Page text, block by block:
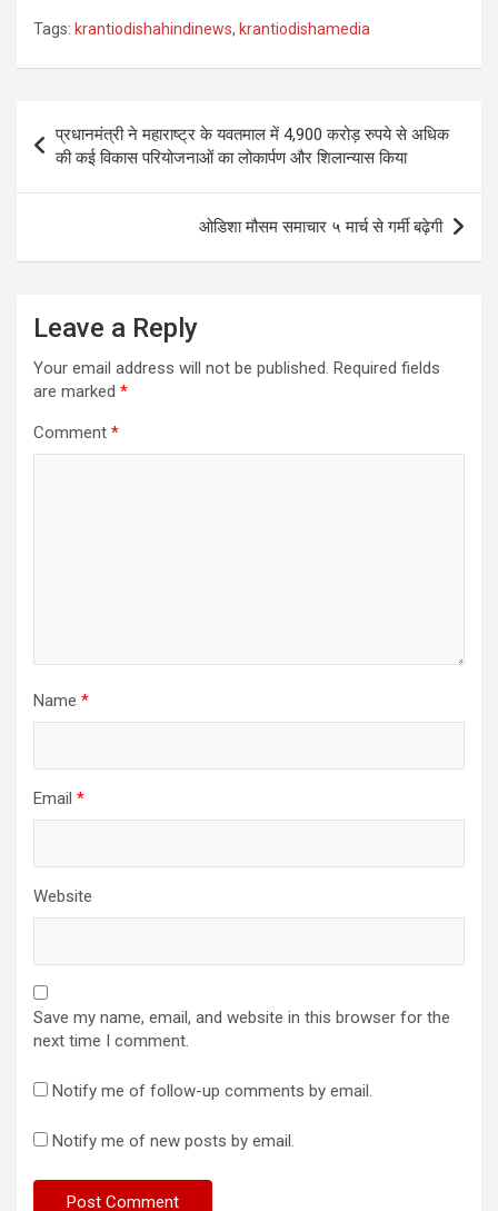
Tags: krantiodishahindinews, krantiodishamedia
navigation
प्रधानमंत्री ने महाराष्ट्र के यवतमाल में 4,900 करोड़ रुपये से अधिक
की कई विकास परियोजनाओं का लोकार्पण और शिलान्यास किया
ओडिशा मौसम समाचार ५ मार्च से गर्मी बढ़ेगी
Leave a Reply
Your email address will not be published. Required fields
are marked *
Comment *
Name *
Email *
Website
Save my name, email, and website in this browser for the
next time I comment.
Notify me of follow-up comments by email.
Notify me of new posts by email.